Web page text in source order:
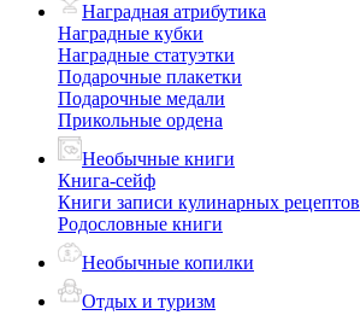
Наградная атрибутика
Наградные кубки
Наградные статуэтки
Подарочные плакетки
Подарочные медали
Прикольные ордена
Необычные книги
Книга-сейф
Книги записи кулинарных рецептов
Родословные книги
Необычные копилки
Отдых и туризм